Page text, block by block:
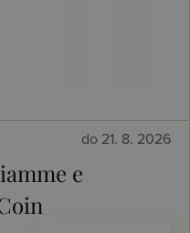
do 21. 8. 2026
e